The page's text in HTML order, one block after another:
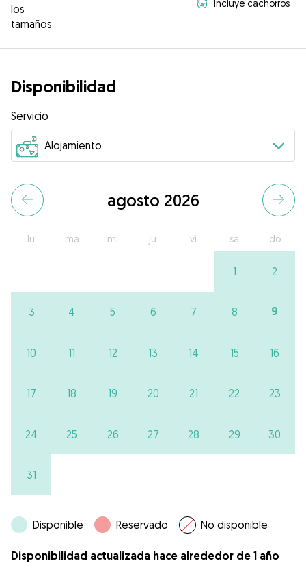
los
tamaños
Incluye cachorros
Disponibilidad
Servicio
agosto 2026
lu ma mi ju vi sa do
1 2
3 4 5 6 7 8 9
10 11 12 13 14 15 16
17 18 19 20 21 22 23
24 25 26 27 28 29 30
31
Disponible Reservado No disponible
Disponibilidad actualizada hace alrededor de 1 año